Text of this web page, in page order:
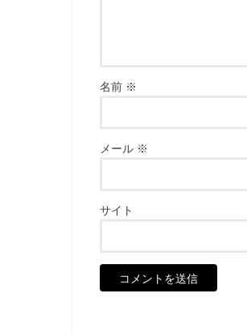
名前 ※
メール ※
サイト